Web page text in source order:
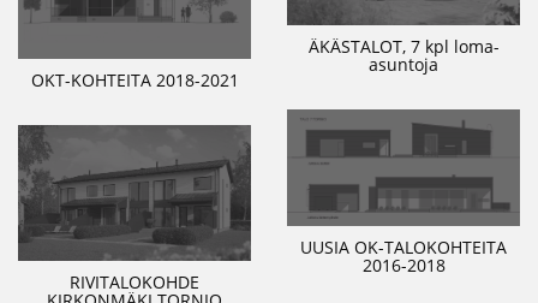
ÄKÄSTALOT, 7 kpl loma-
asuntoja
OKT-KOHTEITA 2018-2021
UUSIA OK-TALOKOHTEITA
2016-2018
RIVITALOKOHDE